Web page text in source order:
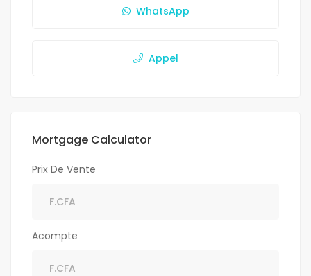
WhatsApp
Appel
Mortgage Calculator
Prix De Vente
Acompte